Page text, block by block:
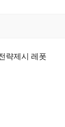
략제시 레폿